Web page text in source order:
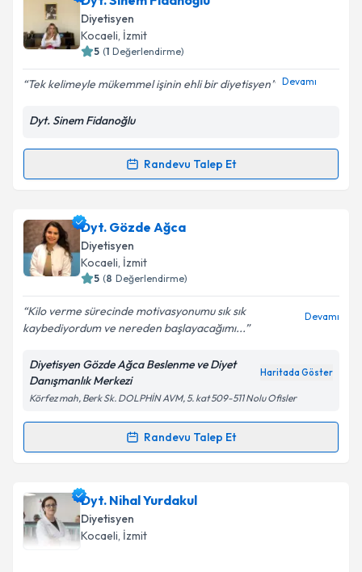
Diyetisyen
Kocaeli, İzmit
5 (1 Değerlendirme)
Tek kelimeyle mükemmel işinin ehli bir diyetisyen Devamı
Dyt. Sinem Fidanoğlu
Randevu Talep Et
Randevu Takvimi Talebi
Dyt. Sinem Fidanoğluiçin randevu takvimi talebi
oluşturun. Size bu uzmandan randevu almanız için bir
takvim hazırlandığında e-posta ile bilgilendireceğiz.
Kişisel verilerimin işlenmesine ilişkin
Aydınlatma
Metni'ni okudum ve kişisel verilerimin belirtilen
kapsamda işlenmesini kabul ediyorum.
Takvim Talebini Gönder
Dyt. Gözde Ağca
Diyetisyen
Kocaeli, İzmit
5 (8 Değerlendirme)
Kilo verme sürecinde motivasyonumu sık sık
kaybediyordum ve nereden başlayacağımı...
Devamı
Diyetisyen Gözde Ağca Beslenme ve Diyet
Danışmanlık Merkezi
Haritada Göster
Körfez mah, Berk Sk. DOLPHİN AVM, 5. kat 509-511 Nolu Ofisler
Randevu Talep Et
Randevu Takvimi Talebi
Dyt. Gözde Ağcaiçin randevu takvimi talebi
oluşturun. Size bu uzmandan randevu almanız için bir
takvim hazırlandığında e-posta ile bilgilendireceğiz.
Dyt. Nihal Yurdakul
Diyetisyen
Kocaeli, İzmit